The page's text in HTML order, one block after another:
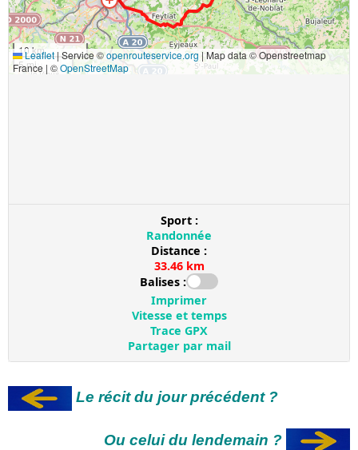
Le récit du jour précédent ?
Ou celui du lendemain ?